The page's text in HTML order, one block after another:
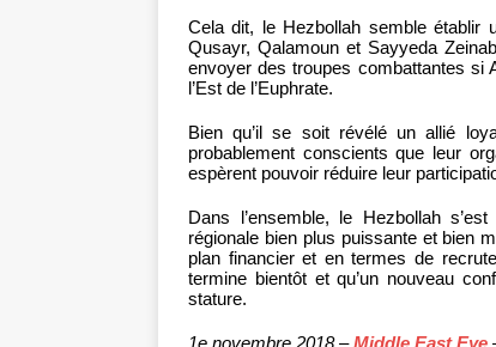
Cela dit, le Hezbollah semble établir
Qusayr, Qalamoun et Sayyeda
envoyer des troupes combattantes si
l’Est de l’Euphrate.
Bien qu’il se soit révélé un allié
probablement conscients que leur
espèrent pouvoir réduire leur
Dans l’ensemble, le Hezbollah
régionale bien plus puissante et bien
plan financier et en termes de
termine bientôt et qu’un nouveau
stature.
1e novembre 2018 –Middle East Eye